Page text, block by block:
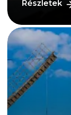
Részletek